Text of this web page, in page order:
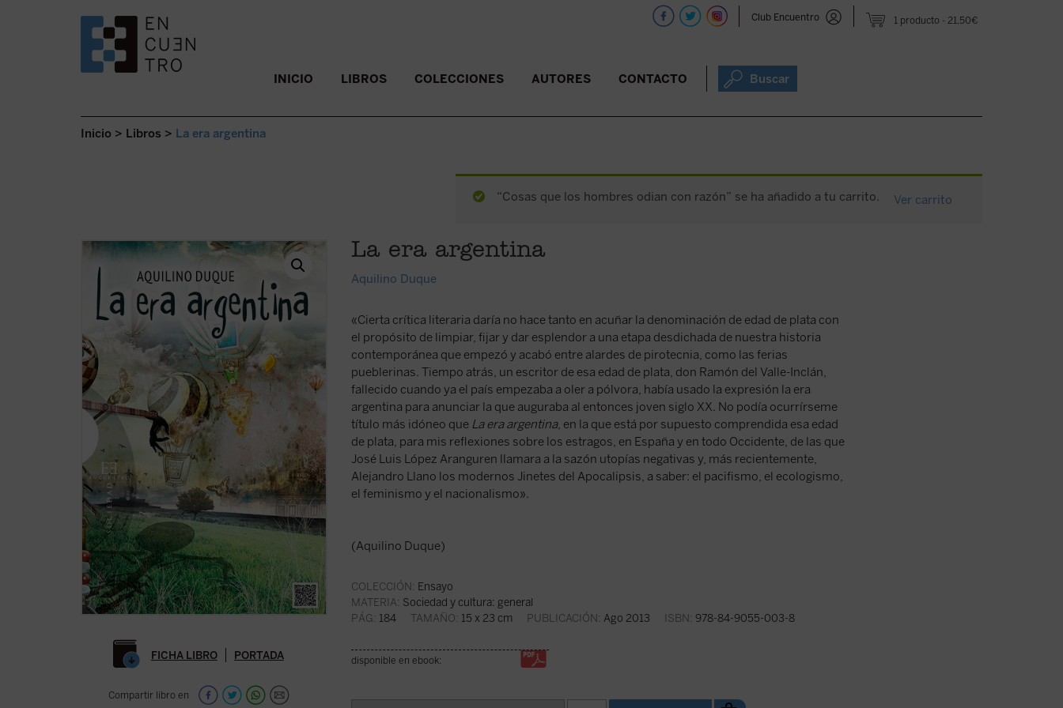
1 producto 21,50€
Club Encuentro
SALTAR AL CONTENIDO. INICIO LIBROS COLECCIONES AUTORES CONTACTO Buscar
Inicio > Libros > La era argentina
“Cosas que los hombres odian con razón” se ha añadido a tu carrito. Ver carrito
FICHA LIBRO PORTADA
Compartir libro en
La era argentina
Aquilino Duque
«Cierta crítica literaria daría no hace tanto en acuñar la denominación de edad de plata con
el propósito de limpiar, fijar y dar esplendor a una etapa desdichada de nuestra historia
contemporánea que empezó y acabó entre alardes de pirotecnia, como las ferias
pueblerinas. Tiempo atrás, un escritor de esa edad de plata, don Ramón del Valle-Inclán,
fallecido cuando ya el país empezaba a oler a pólvora, había usado la expresión la era
argentina para anunciar la que auguraba al entonces joven siglo XX. No podía ocurrírseme
título más idóneo que La era argentina, en la que está por supuesto comprendida esa edad
de plata, para mis reflexiones sobre los estragos, en España y en todo Occidente, de las que
José Luis López Aranguren llamara a la sazón utopías negativas y, más recientemente,
Alejandro Llano los modernos Jinetes del Apocalipsis, a saber: el pacifismo, el ecologismo,
el feminismo y el nacionalismo».
(Aquilino Duque)
COLECCIÓN: Ensayo
MATERIA: Sociedad y cultura: general
PÁG: 184 TAMAÑO: 15 x 23 cm PUBLICACIÓN: Ago 2013 ISBN: 978-84-9055-003-8
disponible en ebook: